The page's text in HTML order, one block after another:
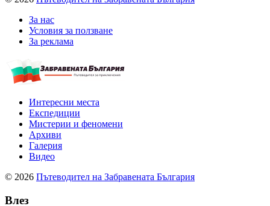
За нас
Условия за ползване
За реклама
Интересни места
Експедиции
Мистерии и феномени
Архиви
Галерия
Видео
© 2026 Пътеводител на Забравената България
Влез